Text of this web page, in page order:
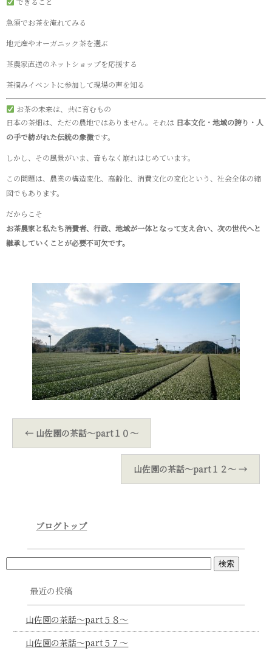
急須でお茶を淹れてみる
地元産やオーガニック茶を選ぶ
茶農家直送のネットショップを応援する
茶摘みイベントに参加して現場の声を知る
お茶の未来は、共に育むもの
日本の茶畑は、ただの農地ではありません。それは 日本文化・地域の誇り・人
の手で紡がれた伝統の象徴です。
しかし、その風景がいま、音もなく崩れはじめています。
この問題は、農業の構造変化、高齢化、消費文化の変化という、社会全体の縮
図でもあります。
だからこそ
お茶農家と私たち消費者、行政、地域が一体となって支え合い、次の世代へと
継承していくことが必要不可欠です。
← 山佐園の茶話～part１０～
山佐園の茶話～part１２～ →
ブログトップ
最近の投稿
山佐園の茶話～part５８～
山佐園の茶話～part５７～